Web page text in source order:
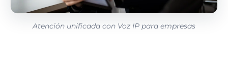
Atención unificada con Voz IP para empresas